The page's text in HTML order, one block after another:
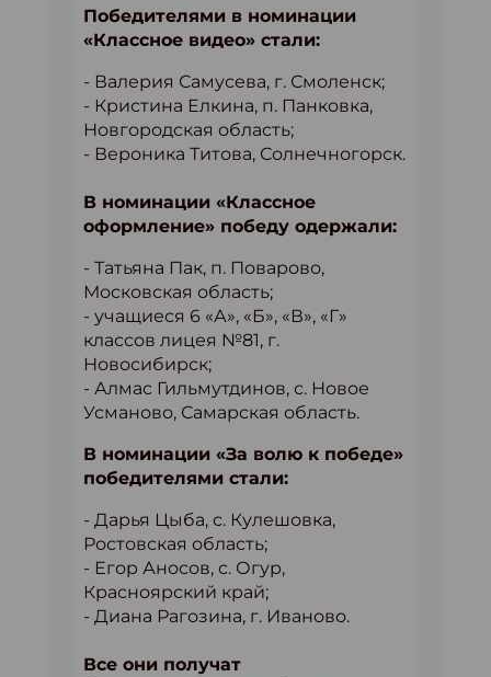
Победителями в номинации
«Классное видео» стали:
- Валерия Самусева, г. Смоленск;
- Кристина Елкина, п. Панковка,
Новгородская область;
- Вероника Титова, Солнечногорск.
В номинации «Классное
оформление» победу одержали:
- Татьяна Пак, п. Поварово,
Московская область;
- учащиеся 6 «А», «Б», «В», «Г»
классов лицея №81, г.
Новосибирск;
- Алмас Гильмутдинов, с. Новое
Усманово, Самарская область.
В номинации «За волю к победе»
победителями стали:
- Дарья Цыба, с. Кулешовка,
Ростовская область;
- Егор Аносов, с. Огур,
Красноярский край;
- Диана Рагозина, г. Иваново.
Все они получат